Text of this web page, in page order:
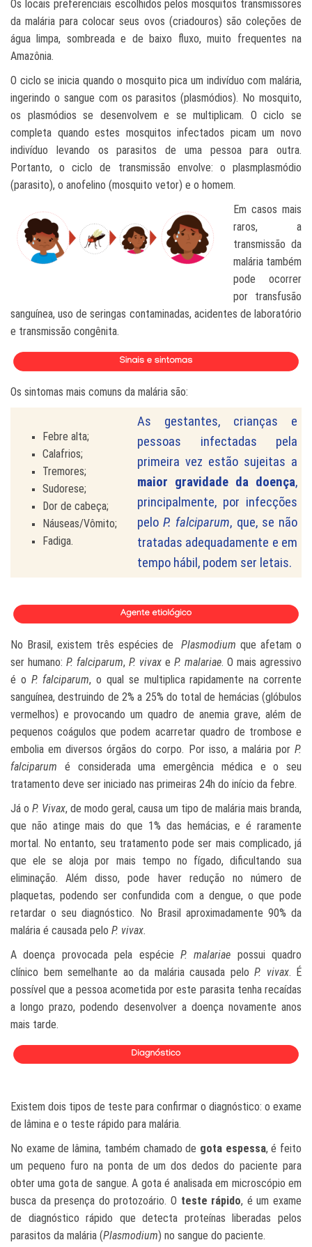
Os locais preferenciais escolhidos pelos mosquitos transmissores
da malária para colocar seus ovos (criadouros) são coleções de
água limpa, sombreada e de baixo fluxo, muito frequentes na
Amazônia.
O ciclo se inicia quando o mosquito pica um indivíduo com malária,
ingerindo o sangue com os parasitos (plasmódios). No mosquito,
os plasmódios se desenvolvem e se multiplicam. O ciclo se
completa quando estes mosquitos infectados picam um novo
indivíduo levando os parasitos de uma pessoa para outra.
Portanto, o ciclo de transmissão envolve: o plasmplasmódio
(parasito), o anofelino (mosquito vetor) e o homem.
Em casos mais
raros, a
transmissão da
malária também
pode ocorrer
por transfusão
sanguínea, uso de seringas contaminadas, acidentes de laboratório
e transmissão congênita.
Os sintomas mais comuns da malária são:
Febre alta;
Calafrios;
Tremores;
Sudorese;
Dor de cabeça;
Náuseas/Vômito;
Fadiga.
As gestantes, crianças e
pessoas infectadas pela
primeira vez estão sujeitas a
maior gravidade da doença,
principalmente, por infecções
peloP. falciparum, que, se não
tratadas adequadamente e em
tempo hábil, podem ser letais.
No Brasil, existem três espécies dePlasmodium que afetam o
ser humano: P. falciparum, P. vivax e P. malariae. O mais agressivo
é o P. falciparum, o qual se multiplica rapidamente na corrente
sanguínea, destruindo de 2% a 25% do total de hemácias (glóbulos
vermelhos) e provocando um quadro de anemia grave, além de
pequenos coágulos que podem acarretar quadro de trombose e
embolia em diversos órgãos do corpo. Por isso, a malária por P.
falciparum é considerada uma emergência médica e o seu
tratamento deve ser iniciado nas primeiras 24h do início da febre.
Já o P. Vivax, de modo geral, causa um tipo de malária mais branda,
que não atinge mais do que 1% das hemácias, e é raramente
mortal. No entanto, seu tratamento pode ser mais complicado, já
que ele se aloja por mais tempo no fígado, dificultando sua
eliminação. Além disso, pode haver redução no número de
plaquetas, podendo ser confundida com a dengue, o que pode
retardar o seu diagnóstico. No Brasil aproximadamente 90% da
malária é causada pelo P. vivax.
A doença provocada pela espécie P. malariae possui quadro
clínico bem semelhante ao da malária causada pelo P. vivax. É
possível que a pessoa acometida por este parasita tenha recaídas
a longo prazo, podendo desenvolver a doença novamente anos
mais tarde.
Existem dois tipos de teste para confirmar o diagnóstico: o exame
de lâmina e o teste rápido para malária.
No exame de lâmina, também chamado de gota espessa, é feito
um pequeno furo na ponta de um dos dedos do paciente para
obter uma gota de sangue. A gota é analisada em microscópio em
busca da presença do protozoário. O teste rápido, é um exame
de diagnóstico rápido que detecta proteínas liberadas pelos
parasitos da malária (Plasmodium) no sangue do paciente.